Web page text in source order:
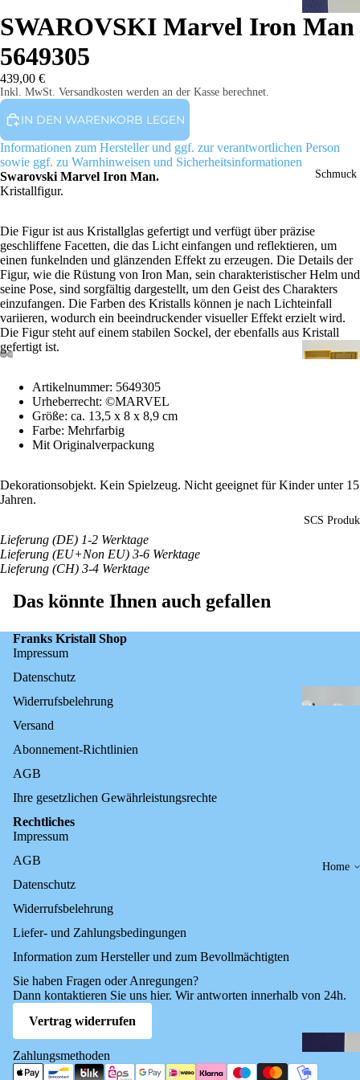
Schmuck
SCS
Home
SWAROVSKI Marvel Iron Man
5649305
439,00 €
Inkl. MwSt. Versandkosten werden an der Kasse berechnet.
IN DEN WARENKORB LEGEN
Informationen zum Hersteller und ggf. zur verantwortlichen Person
sowie ggf. zu Warnhinweisen und Sicherheitsinformationen
Swarovski Marvel Iron Man.
Kristallfigur.
Die Figur ist aus Kristallglas gefertigt und verfügt über präzise
geschliffene Facetten, die das Licht einfangen und reflektieren, um
einen funkelnden und glänzenden Effekt zu erzeugen. Die Details der
Figur, wie die Rüstung von Iron Man, sein charakteristischer Helm und
seine Pose, sind sorgfältig dargestellt, um den Geist des Charakters
einzufangen. Die Farben des Kristalls können je nach Lichteinfall
variieren, wodurch ein beeindruckender visueller Effekt erzielt wird.
Die Figur steht auf einem stabilen Sockel, der ebenfalls aus Kristall
gefertigt ist.
Artikelnummer: 5649305
Urheberrecht: ©️MARVEL
Größe: ca. 13,5 x 8 x 8,9 cm
Farbe: Mehrfarbig
Mit Originalverpackung
Dekorationsobjekt. Kein Spielzeug. Nicht geeignet für Kinder unter 15
Jahren.
Lieferung (DE) 1-2 Werktage
Lieferung (EU+Non EU) 3-6 Werktage
Lieferung (CH) 3-4 Werktage
Das könnte Ihnen auch gefallen
Franks Kristall Shop
Impressum
Datenschutz
Widerrufsbelehrung
Versand
Abonnement-Richtlinien
AGB
Ihre gesetzlichen Gewährleistungsrechte
Rechtliches
Impressum
AGB
Datenschutz
Widerrufsbelehrung
Liefer- und Zahlungsbedingungen
Information zum Hersteller und zum Bevollmächtigten
Sie haben Fragen oder Anregungen?
Dann kontaktieren Sie uns hier. Wir antworten innerhalb von 24h.
Vertrag widerrufen
Zahlungsmethoden